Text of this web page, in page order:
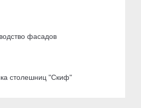
фасадов
столешниц "Скиф"